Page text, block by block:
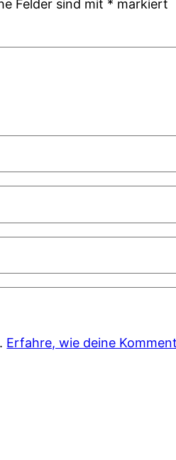
Felder sind mit * markiert
Erfahre, wie deine